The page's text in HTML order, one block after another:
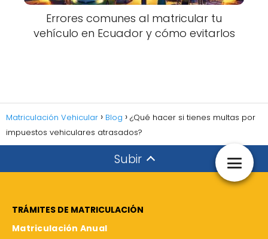
Errores comunes al matricular tu
vehículo en Ecuador y cómo evitarlos
Matriculación Vehicular Blog
¿Qué hacer si tienes multas por
impuestos vehiculares atrasados?
Subir
TRÁMITES DE MATRICULACIÓN
Matriculación Anual